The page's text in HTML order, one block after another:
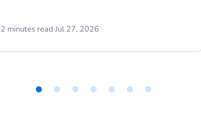
2 minutes read·Jul 27, 2026